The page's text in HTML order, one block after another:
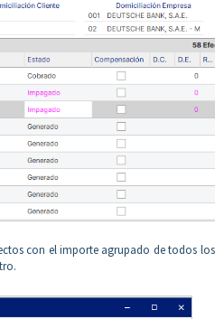
con el importe agrupado de todos